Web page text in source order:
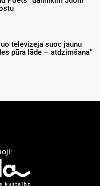
televizeja suoc jaunu
pūra lāde – atdzimšana”